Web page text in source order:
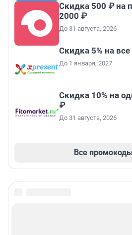
Скидка 500 ₽ на
2000 ₽
До 31 августа, 2026
Скидка 5% на
До 1 января, 2027
Скидка 10% на
₽
До 31 августа, 2026
Все промокоды